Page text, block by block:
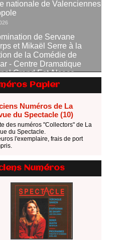
de Servane
et Mikaël Serre à la
de la Comédie de
- Centre Dramatique
Grand Est Alsace
Jolly et Laëtitia
nommés à la direction du
SACD Théâtre : les
2026
ARTCENA Écrire
le cirque, les lauréats 2026 !
des prix SACD
10 lauréats du Fonds
Formes Théâtre 2026
Papier
Numéros de La
du Spectacle (10)
des numéros "Collectors" de La
du Spectacle.
l'exemplaire, frais de port
Numéros